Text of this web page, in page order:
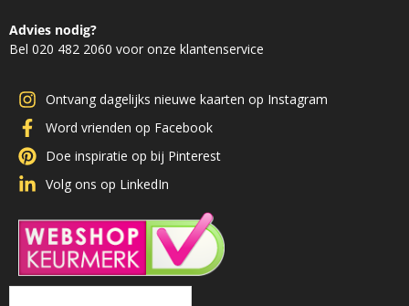
Advies nodig?
Bel 020 482 2060 voor onze klantenservice
Ontvang dagelijks nieuwe kaarten op Instagram
Word vrienden op Facebook
Doe inspiratie op bij Pinterest
Volg ons op LinkedIn